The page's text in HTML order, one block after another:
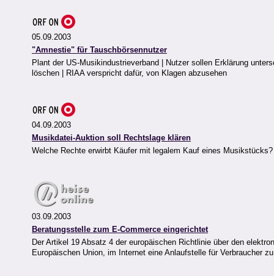
05.09.2003
"Amnestie" für Tauschbörsennutzer
Plant der US-Musikindustrieverband | Nutzer sollen Erklärung
löschen | RIAA verspricht dafür, von Klagen abzusehen
04.09.2003
Musikdatei-Auktion soll Rechtslage klären
Welche Rechte erwirbt Käufer mit legalem Kauf eines
03.09.2003
Beratungsstelle zum E-Commerce eingerichtet
Der Artikel 19 Absatz 4 der europäischen Richtlinie über den
Europäischen Union, im Internet eine Anlaufstelle für Verbraucher